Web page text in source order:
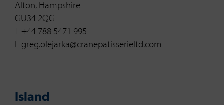
Alton, Hampshire
GU34 2QG
T +44 788 5471 995
E greg.olejarka@cranepatisserieltd.com
Island